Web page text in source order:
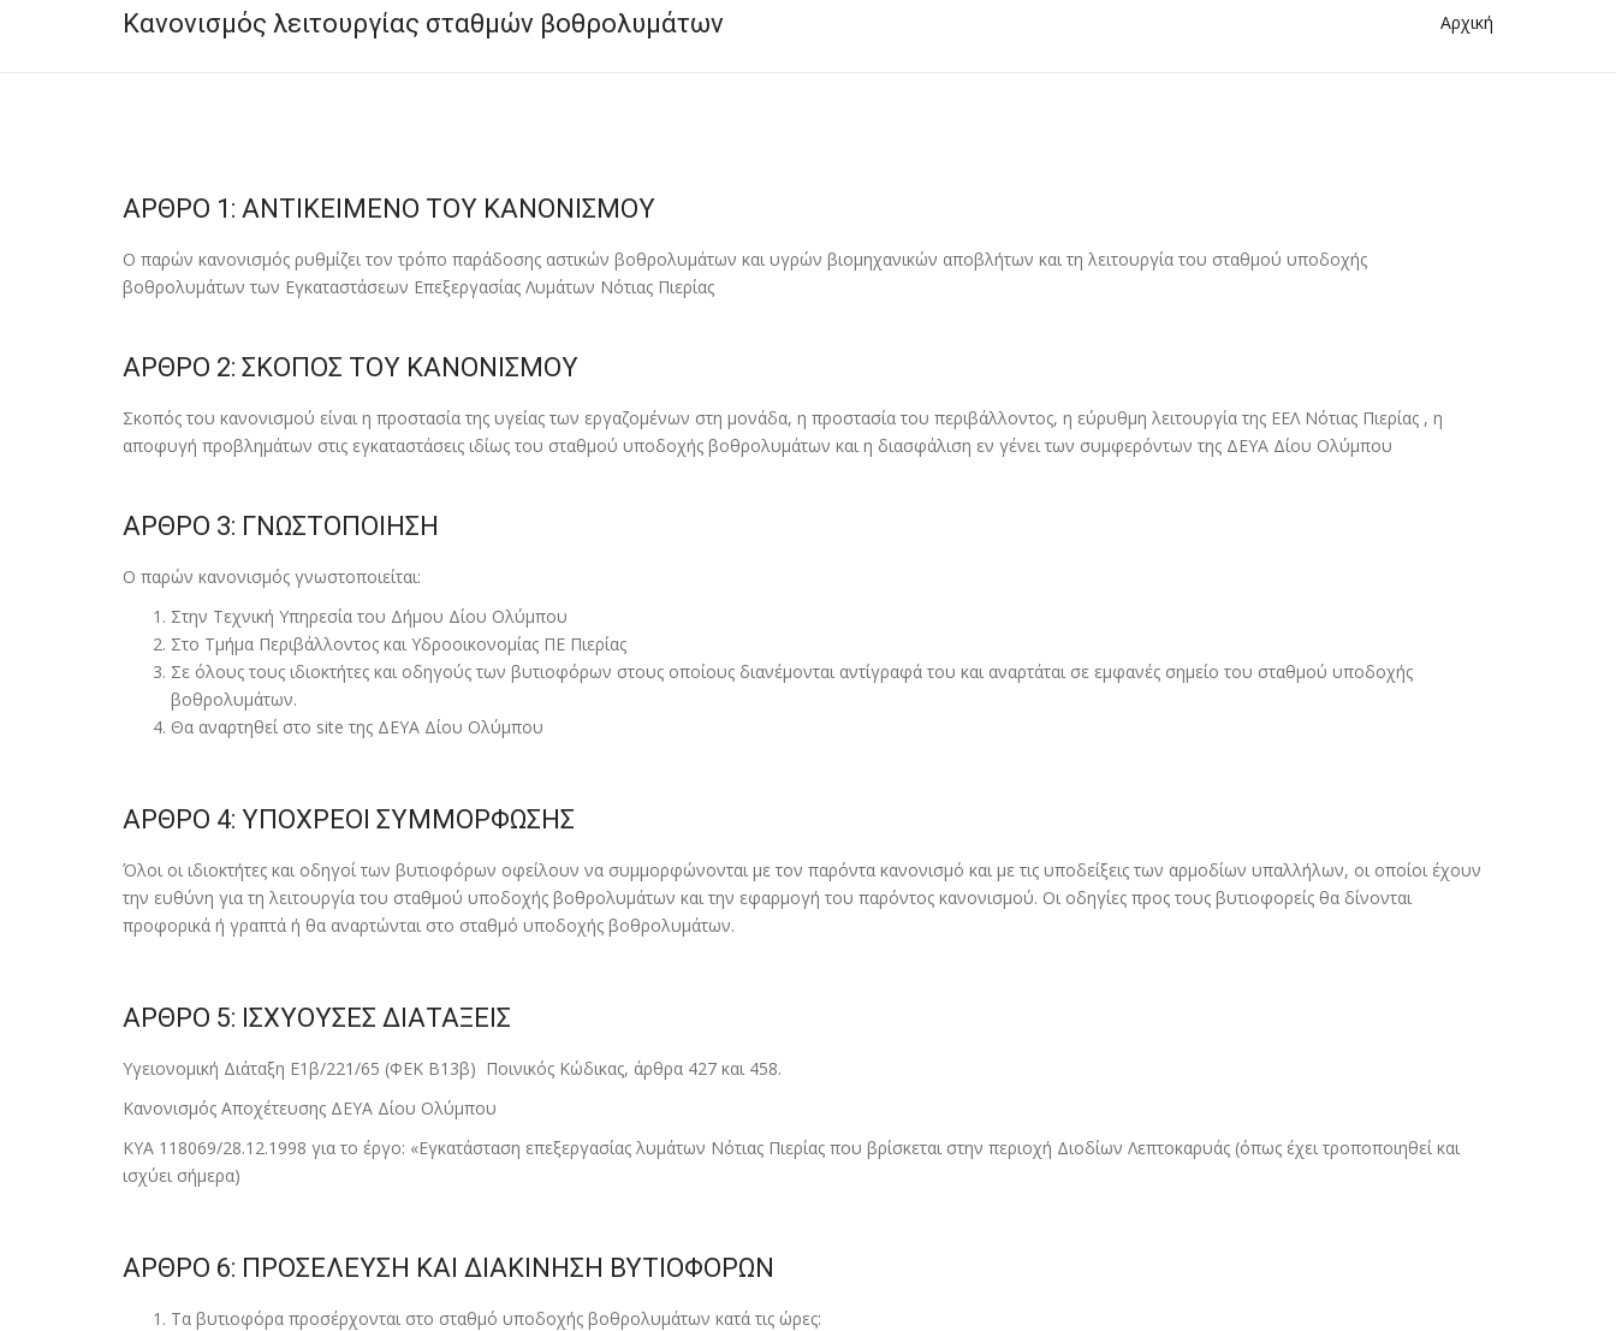
Κανονισμός λειτουργίας σταθμών βοθρολυμάτων Αρχική
ΑΡΘΡΟ 1: ΑΝΤΙΚΕΙΜΕΝΟ ΤΟΥ ΚΑΝΟΝΙΣΜΟΥ
Ο παρών κανονισµός ρυθµίζει τον τρόπο παράδοσης αστικών βοθρολυµάτων και υγρών βιοµηχανικών αποβλήτων και τη λειτουργία του σταθµού υποδοχής
βοθρολυµάτων των Εγκαταστάσεων Επεξεργασίας Λυµάτων Νότιας Πιερίας
ΑΡΘΡΟ 2: ΣΚΟΠΟΣ ΤΟΥ ΚΑΝΟΝΙΣΜΟΥ
Σκοπός του κανονισµού είναι η προστασία της υγείας των εργαζοµένων στη µονάδα, η προστασία του περιβάλλοντος, η εύρυθµη λειτουργία της ΕΕΛ Νότιας Πιερίας , η
αποφυγή προβληµάτων στις εγκαταστάσεις ιδίως του σταθµού υποδοχής βοθρολυµάτων και η διασφάλιση εν γένει των συµφερόντων της ΔΕΥΑ Δίου Ολύµπου
ΑΡΘΡΟ 3: ΓΝΩΣΤΟΠΟΙΗΣΗ
Ο παρών κανονισµός γνωστοποιείται:
Στην Τεχνική Υπηρεσία του Δήµου Δίου Ολύµπου
Στο Τµήµα Περιβάλλοντος και Υδροοικονοµίας ΠΕ Πιερίας
Σε όλους τους ιδιοκτήτες και οδηγούς των βυτιοφόρων στους οποίους διανέµονται αντίγραφά του και αναρτάται σε εµφανές σηµείο του σταθµού υποδοχής
βοθρολυµάτων.
Θα αναρτηθεί στο site της ΔΕΥΑ Δίου Ολύµπου
ΑΡΘΡΟ 4: ΥΠΟΧΡΕΟΙ ΣΥΜΜΟΡΦΩΣΗΣ
Όλοι οι ιδιοκτήτες και οδηγοί των βυτιοφόρων οφείλουν να συµµορφώνονται µε τον παρόντα κανονισµό και µε τις υποδείξεις των αρµοδίων υπαλλήλων, οι οποίοι έχουν
την ευθύνη για τη λειτουργία του σταθµού υποδοχής βοθρολυµάτων και την εφαρµογή του παρόντος κανονισµού. Οι οδηγίες προς τους βυτιοφορείς θα δίνονται
προφορικά ή γραπτά ή θα αναρτώνται στο σταθµό υποδοχής βοθρολυµάτων.
ΑΡΘΡΟ 5: ΙΣΧΥΟΥΣΕΣ ΔΙΑΤΑΞΕΙΣ
Υγειονοµική Διάταξη Ε1β/221/65 (ΦΕΚ Β13β) Ποινικός Κώδικας, άρθρα 427 και 458.
Κανονισµός Αποχέτευσης ΔΕΥΑ Δίου Ολύµπου
ΚΥΑ 118069/28.12.1998 για το έργο: «Εγκατάσταση επεξεργασίας λυµάτων Νότιας Πιερίας που βρίσκεται στην περιοχή Διοδίων Λεπτοκαρυάς (όπως έχει τροποποιηθεί και
ισχύει σήµερα)
ΑΡΘΡΟ 6: ΠΡΟΣΕΛΕΥΣΗ ΚΑΙ ΔΙΑΚΙΝΗΣΗ ΒΥΤΙΟΦΟΡΩΝ
Τα βυτιοφόρα προσέρχονται στο σταθµό υποδοχής βοθρολυµάτων κατά τις ώρες: